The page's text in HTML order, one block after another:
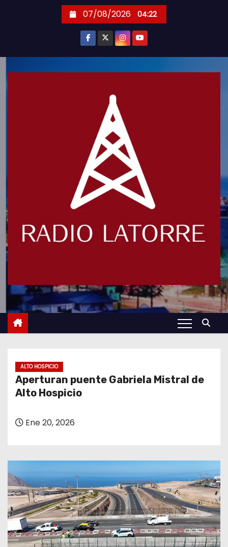
07/08/2026 04:22
ALTO HOSPICIO
Aperturan puente Gabriela Mistral de
Alto Hospicio
Ene 20, 2026